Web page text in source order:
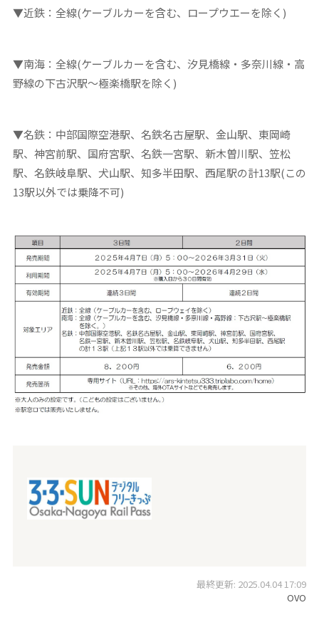
▼近鉄：全線(ケーブルカーを含む、ロープウエーを除く)
▼南海：全線(ケーブルカーを含む、汐見橋線・多奈川線・高
野線の下古沢駅～極楽橋駅を除く)
▼名鉄：中部国際空港駅、名鉄名古屋駅、金山駅、東岡崎
駅、神宮前駅、国府宮駅、名鉄一宮駅、新木曽川駅、笠松
駅、名鉄岐阜駅、犬山駅、知多半田駅、西尾駅の計13駅(この
13駅以外では乗降不可)
最終更新: 2025.04.04 17:09
OVO